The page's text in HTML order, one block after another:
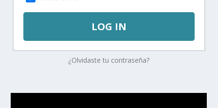
LOG IN
¿Olvidaste tu contraseña?